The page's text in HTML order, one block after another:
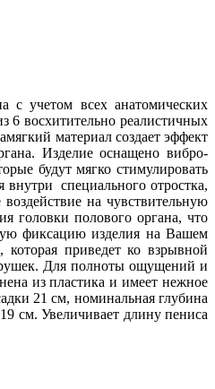
с учетом всех анатомических
6 восхитительно реалистичных
материал создает эффект
Изделие оснащено вибро-
будут мягко стимулировать
специального отростка,
на чувствительную
головки полового органа, что
фиксацию изделия на Вашем
приведет ко взрывной
Для полноты ощущений и
из пластика и имеет нежное
21 см, номинальная глубина
см. Увеличивает длину пениса